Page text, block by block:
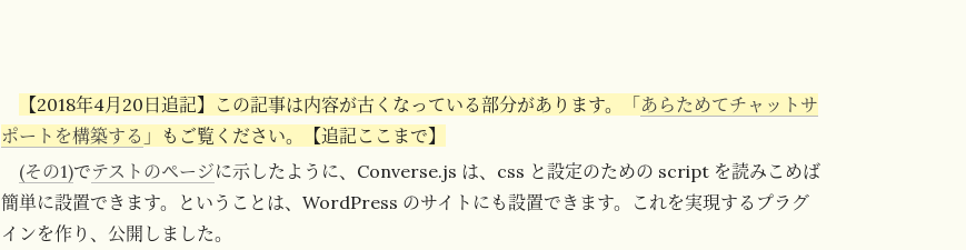
【2018年4月20日追記】この記事は内容が古くなっている部分があります。「 あらためてチャットサ
ポートを構築する 」もご覧ください。【追記ここまで】
(その1)でテストのページに示したように、Converse.js は、css と設定のための script を読みこめば
簡単に設置できます。ということは、WordPress のサイトにも設置できます。これを実現するプラグ
インを作り、公開しました。